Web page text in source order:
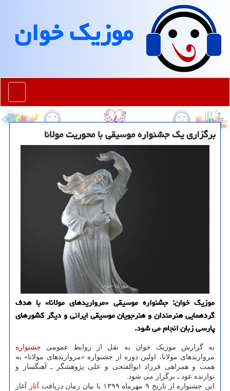
موزیك خوان
منو
برگزاری یك جشنواره موسیقی با محوریت مولانا
موزیك خوان: جشنواره موسیقی «مرواریدهای مولانا» با هدف
گردهمایی هنرمندان و هنرجویان موسیقی ایرانی و دیگر كشورهای
پارسی زبان انجام می شود.
به گزارش موزیک خوان به نقل از روابط عمومی جشنواره
مرواریدهای مولانا، اولین دوره از جشنواره «مرواریدهای مولانا» به
همت و همراهی فرزاد ابوالفتحی و علی پژوهشگر ـ آهنگساز و
نوازنده عود ـ برگزار می شود.
این جشنواره از تاریخ ۹ مهرماه ۱۳۹۹ با بیان زمان دریافت
آثار
آغاز